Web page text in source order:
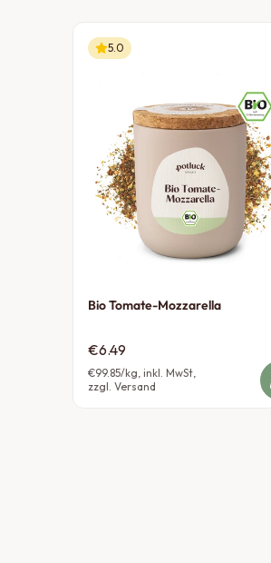
5.0
Bio Tomate-Mozzarella
€6.49
€99.85/kg, inkl. MwSt,
zzgl. Versand